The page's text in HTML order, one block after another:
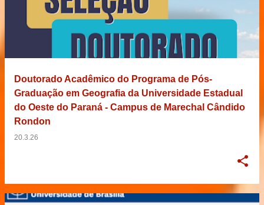
Doutorado Acadêmico do Programa de Pós-
Graduação em Geografia da Universidade Estadual
do Oeste do Paraná - Campus de Marechal Cândido
Rondon
20.3.26